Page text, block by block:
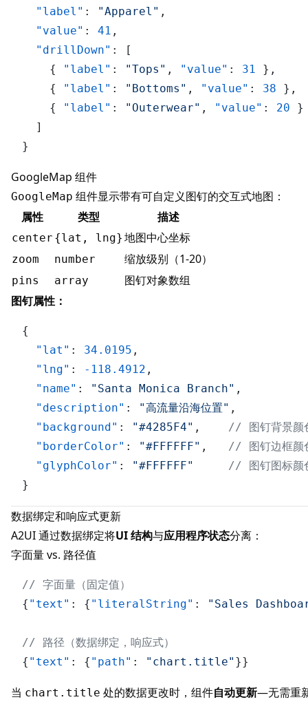
"label" : "Apparel" ,
"value" : 41 ,
"drillDown" :
[
{
"label" : "Tops" , "value" : 31 } ,
{
"label" : "Bottoms" , "value" : 38 } ,
{
"label" : "Outerwear" , "value" : 20
}
]
}
GoogleMap 组件
GoogleMap 组件显示带有可自定义图钉的交互式地图：
属性
类型 描述
center {lat, lng} 地图中心坐标
zoom number 缩放级别（1-20）
pins array
图钉对象数组
图钉属性：
{
"lat" : 34.0195 ,
"lng" : -118.4912 ,
"name" : "Santa Monica Branch" ,
"description" : "高流量沿海位置" ,
"background" : "#4285F4" ,
// 图钉背景颜
"borderColor" : "#FFFFFF" ,
// 图钉边框颜
"glyphColor" : "#FFFFFF"
// 图钉图标颜
}
数据绑定和响应式更新
A2UI通过数据绑定将UI 结构与应用程序状态分离：
字面量 vs. 路径值
// 字面量（固定值）
{ "text" : { "literalString" : "Sales
// 路径（数据绑定，响应式）
{ "text" : { "path" : "chart.title" }}
当 chart.title 处的数据更改时，组件自动更新—无需重